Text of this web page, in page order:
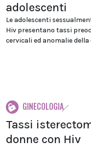
adolescenti
Le adolescenti
Hiv presentano tassi
cervicali ed anomalie della
GINECOLOGIA
Tassi
donne con Hiv